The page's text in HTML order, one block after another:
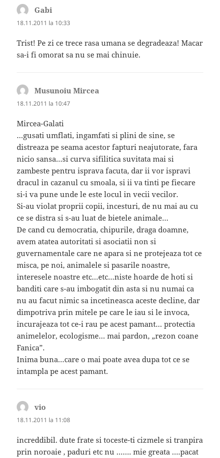
Gabi
18.11.2011 la 10:33
Trist! Pe zi ce trece rasa umana se degradeaza! Macar
sa-i fi omorat sa nu se mai chinuie.
Musunoiu Mircea
18.11.2011 la 10:47
Mircea-Galati
…gusati umflati, ingamfati si plini de sine, se
distreaza pe seama acestor fapturi neajutorate, fara
nicio sansa…si curva sifilitica suvitata mai si
zambeste pentru isprava facuta, dar ii vor ispravi
dracul in cazanul cu smoala, si ii va tinti pe fiecare
si-i va pune unde le este locul in vecii vecilor.
Si-au violat proprii copii, incesturi, de nu mai au cu
ce se distra si s-au luat de bietele animale…
De cand cu democratia, chipurile, draga doamne,
avem atatea autoritati si asociatii non si
guvernamentale care ne apara si ne protejeaza tot ce
misca, pe noi, animalele si pasarile noastre,
interesele noastre etc…etc…niste hoarde de hoti si
banditi care s-au imbogatit din asta si nu numai ca
nu au facut nimic sa incetineasca aceste decline, dar
dimpotriva prin mitele pe care le iau si le invoca,
incurajeaza tot ce-i rau pe acest pamant… protectia
animelelor, ecologisme… mai pardon, „rezon coane
Fanica”.
Inima buna…care o mai poate avea dupa tot ce se
intampla pe acest pamant.
vio
18.11.2011 la 11:08
increddibil. dute frate si toceste-ti cizmele si tranpira
prin noroaie , paduri etc nu ……. mie greata ….pacat